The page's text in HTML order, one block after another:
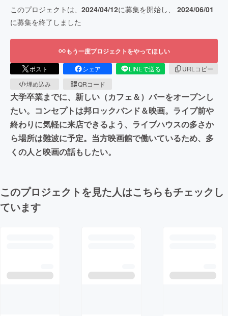
このプロジェクトは、 2024/04/12に募集を開始し、 2024/06/01
に募集を終了しました
もう一度プロジェクトをやってほしい
ポスト シェア LINEで送る
URLコピー
埋め込み
QRコード
大学卒業までに、新しい（カフェ＆）バーをオープンし
たい。コンセプトは邦ロックバンド＆映画。ライブ前や
終わりに気軽に来店できるよう、ライブハウスの多さか
ら場所は難波に予定。当方映画館で働いているため、多
くの人と映画の話もしたい。
このプロジェクトを見た人はこちらもチェックし
ています